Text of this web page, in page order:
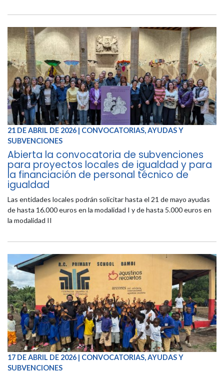
21 DE ABRIL DE 2026 | CONVOCATORIAS, AYUDAS Y
SUBVENCIONES
Abierta la convocatoria de subvenciones
para proyectos locales de igualdad y para
la financiación de personal técnico de
igualdad
Las entidades locales podrán solicitar hasta el 21 de mayo ayudas
de hasta 16.000 euros en la modalidad I y de hasta 5.000 euros en
la modalidad II
17 DE ABRIL DE 2026 | CONVOCATORIAS, AYUDAS Y
SUBVENCIONES